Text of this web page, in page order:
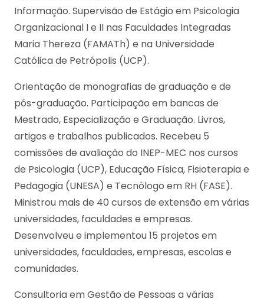
Informação. Supervisão de Estágio em Psicologia
Organizacional I e II nas Faculdades Integradas
Maria Thereza (FAMATh) e na Universidade
Católica de Petrópolis (UCP).
Orientação de monografias de graduação e de
pós-graduação. Participação em bancas de
Mestrado, Especialização e Graduação. Livros,
artigos e trabalhos publicados. Recebeu 5
comissões de avaliação do INEP-MEC nos cursos
de Psicologia (UCP), Educação Física, Fisioterapia e
Pedagogia (UNESA) e Tecnólogo em RH (FASE).
Ministrou mais de 40 cursos de extensão em várias
universidades, faculdades e empresas.
Desenvolveu e implementou 15 projetos em
universidades, faculdades, empresas, escolas e
comunidades.
Consultoria em Gestão de Pessoas a várias